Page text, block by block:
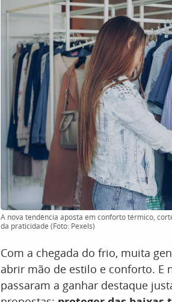
A nova tendência aposta em conforto térmico,
da praticidade (Foto: Pexels)
Com a chegada do frio, muita
abrir mão de estilo e conforto. E
passaram a ganhar destaque